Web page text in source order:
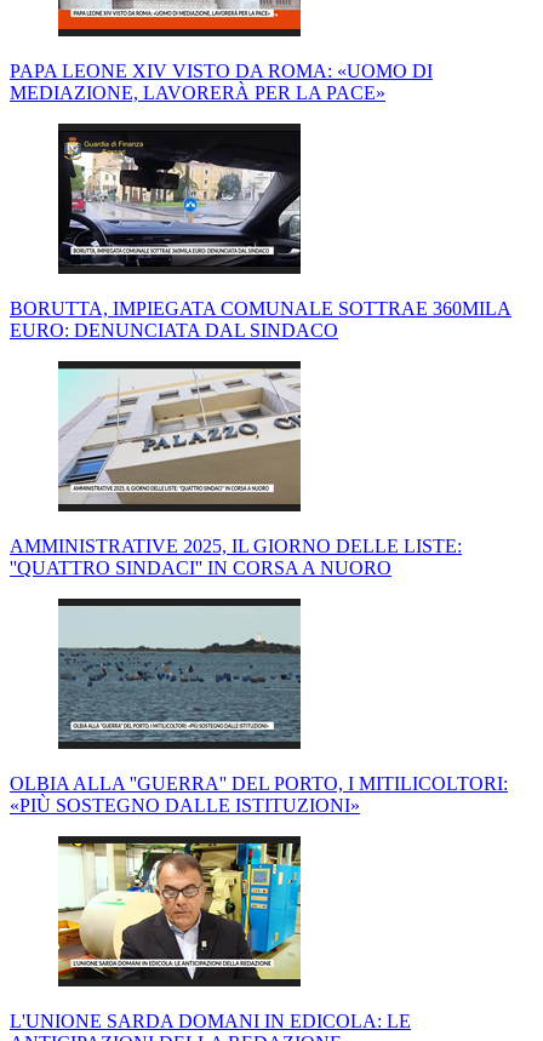
PAPA LEONE XIV VISTO DA ROMA: «UOMO DI
MEDIAZIONE, LAVORERÀ PER LA PACE»
BORUTTA, IMPIEGATA COMUNALE SOTTRAE 360MILA
EURO: DENUNCIATA DAL SINDACO
AMMINISTRATIVE 2025, IL GIORNO DELLE LISTE:
''QUATTRO SINDACI'' IN CORSA A NUORO
OLBIA ALLA ''GUERRA'' DEL PORTO, I MITILICOLTORI:
«PIÙ SOSTEGNO DALLE ISTITUZIONI»
L'UNIONE SARDA DOMANI IN EDICOLA: LE